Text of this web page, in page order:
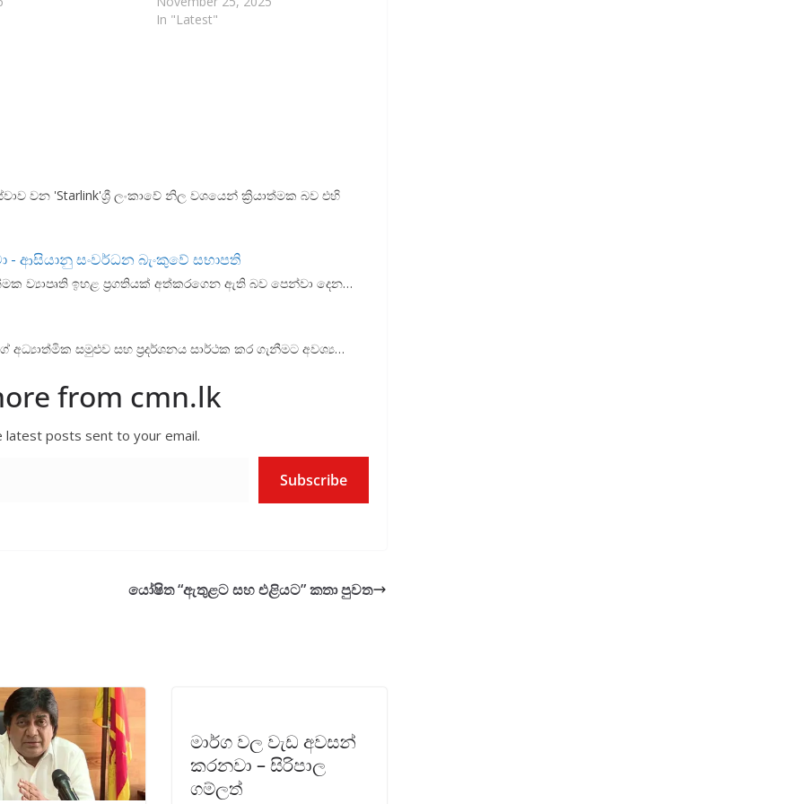
In "Latest"
වන 'Starlink'ශ්‍රී ලංකාවේ නිල වශයෙන් ක්‍රියාත්මක බව එහි
- ආසියානු සංවර්ධන බැංකුවේ සභාපති
ව්‍යාපෘති ඉහළ ප්‍රගතියක් අත්කරගෙන ඇති බව පෙන්වා දෙන…
අධ්‍යාත්මික සමුළුව සහ ප්‍රදර්ශනය සාර්ථක කර ගැනීමට අවශ්‍ය…
from cmn.lk
latest posts sent to your email.
Subscribe
යෝෂිත “ඇතුළට සහ එළියට” කතා පුවත
මාර්ග වල වැඩ අවසන්
කරනවා – සිරිපාල
ගම්ලත්